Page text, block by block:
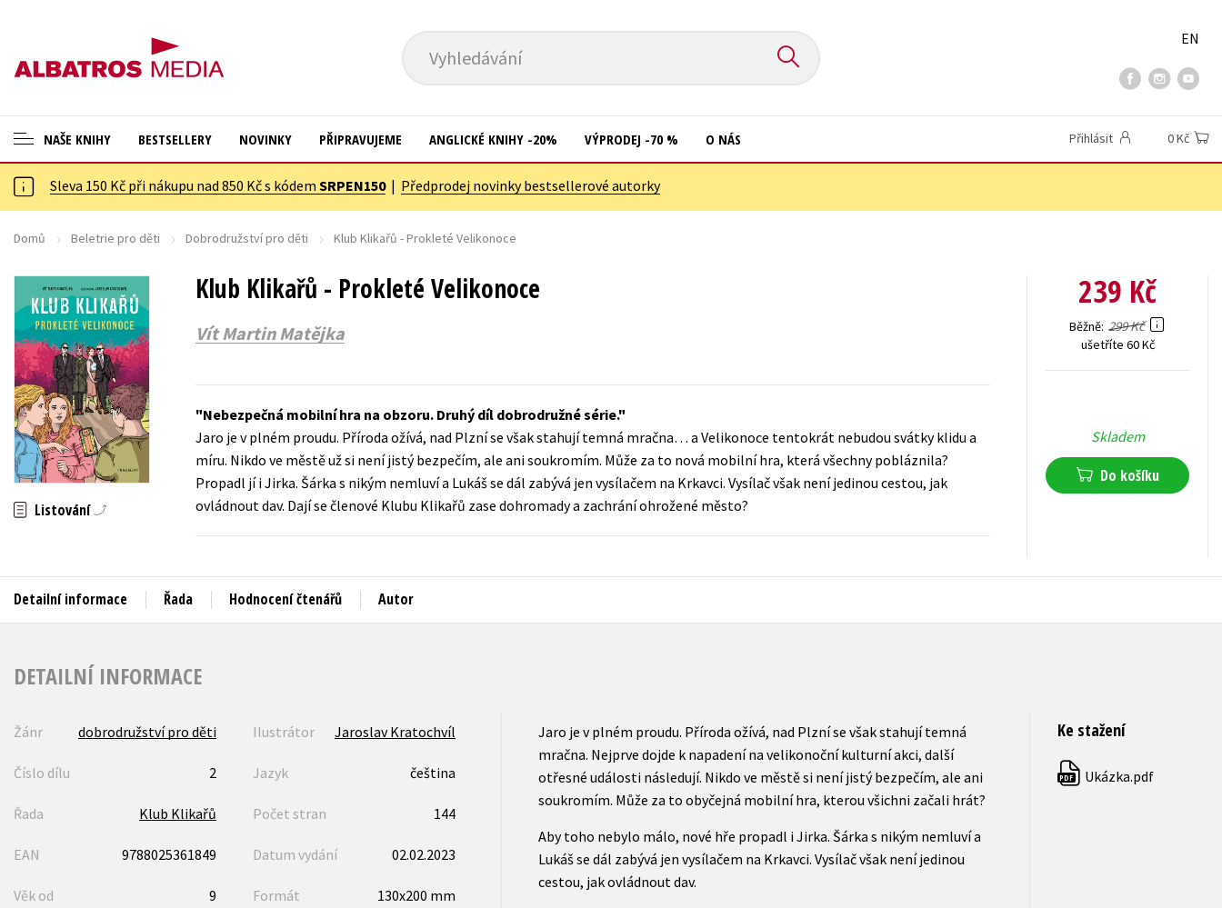
Vyhledávání
EN
NAŠE KNIHY
ANGLICKÉ KNIHY -20 %
VÝPRODEJ -70 %
ASTERIX S DÁRKEM
🎁DÁRKOVÉ PUBLIKACE
✉️ DÁRKOVÉ POUKAZY
Auto - moto
Beletrie pro děti
Beletrie pro dospělé
Byznys a ekonomie
Cestování
Dárkové publikace
Digitální fotografie
Esoterika a duchovní svět
Hobby
Jazyky
Kalendáře
Kariéra a osobní rozvoj
Kuchařky
New Adult
Populárně - naučná pro dospělé
Populárně - naučné pro děti
Předškoláci
Příroda a zahrada
Young adult (SK)
Zahraniční literatura
Zdraví a životní styl
Všechny tituly
BESTSELLERY NOVINKY PŘIPRAVUJEME ANGLICKÉ KNIHY -20% VÝPRODEJ -70 % O NÁS Přihlásit 0 Kč
Sleva 150 Kč při nákupu nad 850 Kč s kódem SRPEN150| Předprodej novinky bestsellerové autorky
Domů Beletrie pro děti Dobrodružství pro děti Klub Klikařů - Prokleté Velikonoce
Klub Klikařů - Prokleté Velikonoce
Vít Martin Matějka
Listování
Nebezpečná mobilní hra na obzoru. Druhý díl dobrodružné série.
Jaro je v plném proudu. Příroda ožívá, nad Plzní se však stahují temná mračna… a Velikonoce tentokrát nebudou svátky klidu a
míru. Nikdo ve městě už si není jistý bezpečím, ale ani soukromím. Může za to nová mobilní hra, která všechny pobláznila?
Propadl jí i Jirka. Šárka s nikým nemluví a Lukáš se dál zabývá jen vysílačem na Krkavci. Vysílač však není jedinou cestou, jak
ovládnout dav. Dají se členové Klubu Klikařů zase dohromady a zachrání ohrožené město?
239 Kč
Běžně 299 Kč
ušetříte 60 Kč
Skladem
Do košíku
Detailní informace Řada Hodnocení čtenářů Autor
DETAILNÍ INFORMACE
Žánr dobrodružství pro děti Ilustrátor Jaroslav Kratochvíl
Číslo dílu 2 Jazyk čeština
Řada Klub Klikařů Počet stran 144
EAN 9788025361849 Datum vydání 02.02.2023
Věk od 9 Formát 130x200 mm
Jaro je v plném proudu. Příroda ožívá, nad Plzní se však stahují temná
mračna. Nejprve dojde k napadení na velikonoční kulturní akci, další
otřesné události následují. Nikdo ve městě si není jistý bezpečím, ale ani
soukromím. Může za to obyčejná mobilní hra, kterou všichni začali hrát?
Aby toho nebylo málo, nové hře propadl i Jirka. Šárka s nikým nemluví a
Lukáš se dál zabývá jen vysílačem na Krkavci. Vysílač však není jedinou
cestou, jak ovládnout dav.
Ke stažení
PDF Ukázka.pdf